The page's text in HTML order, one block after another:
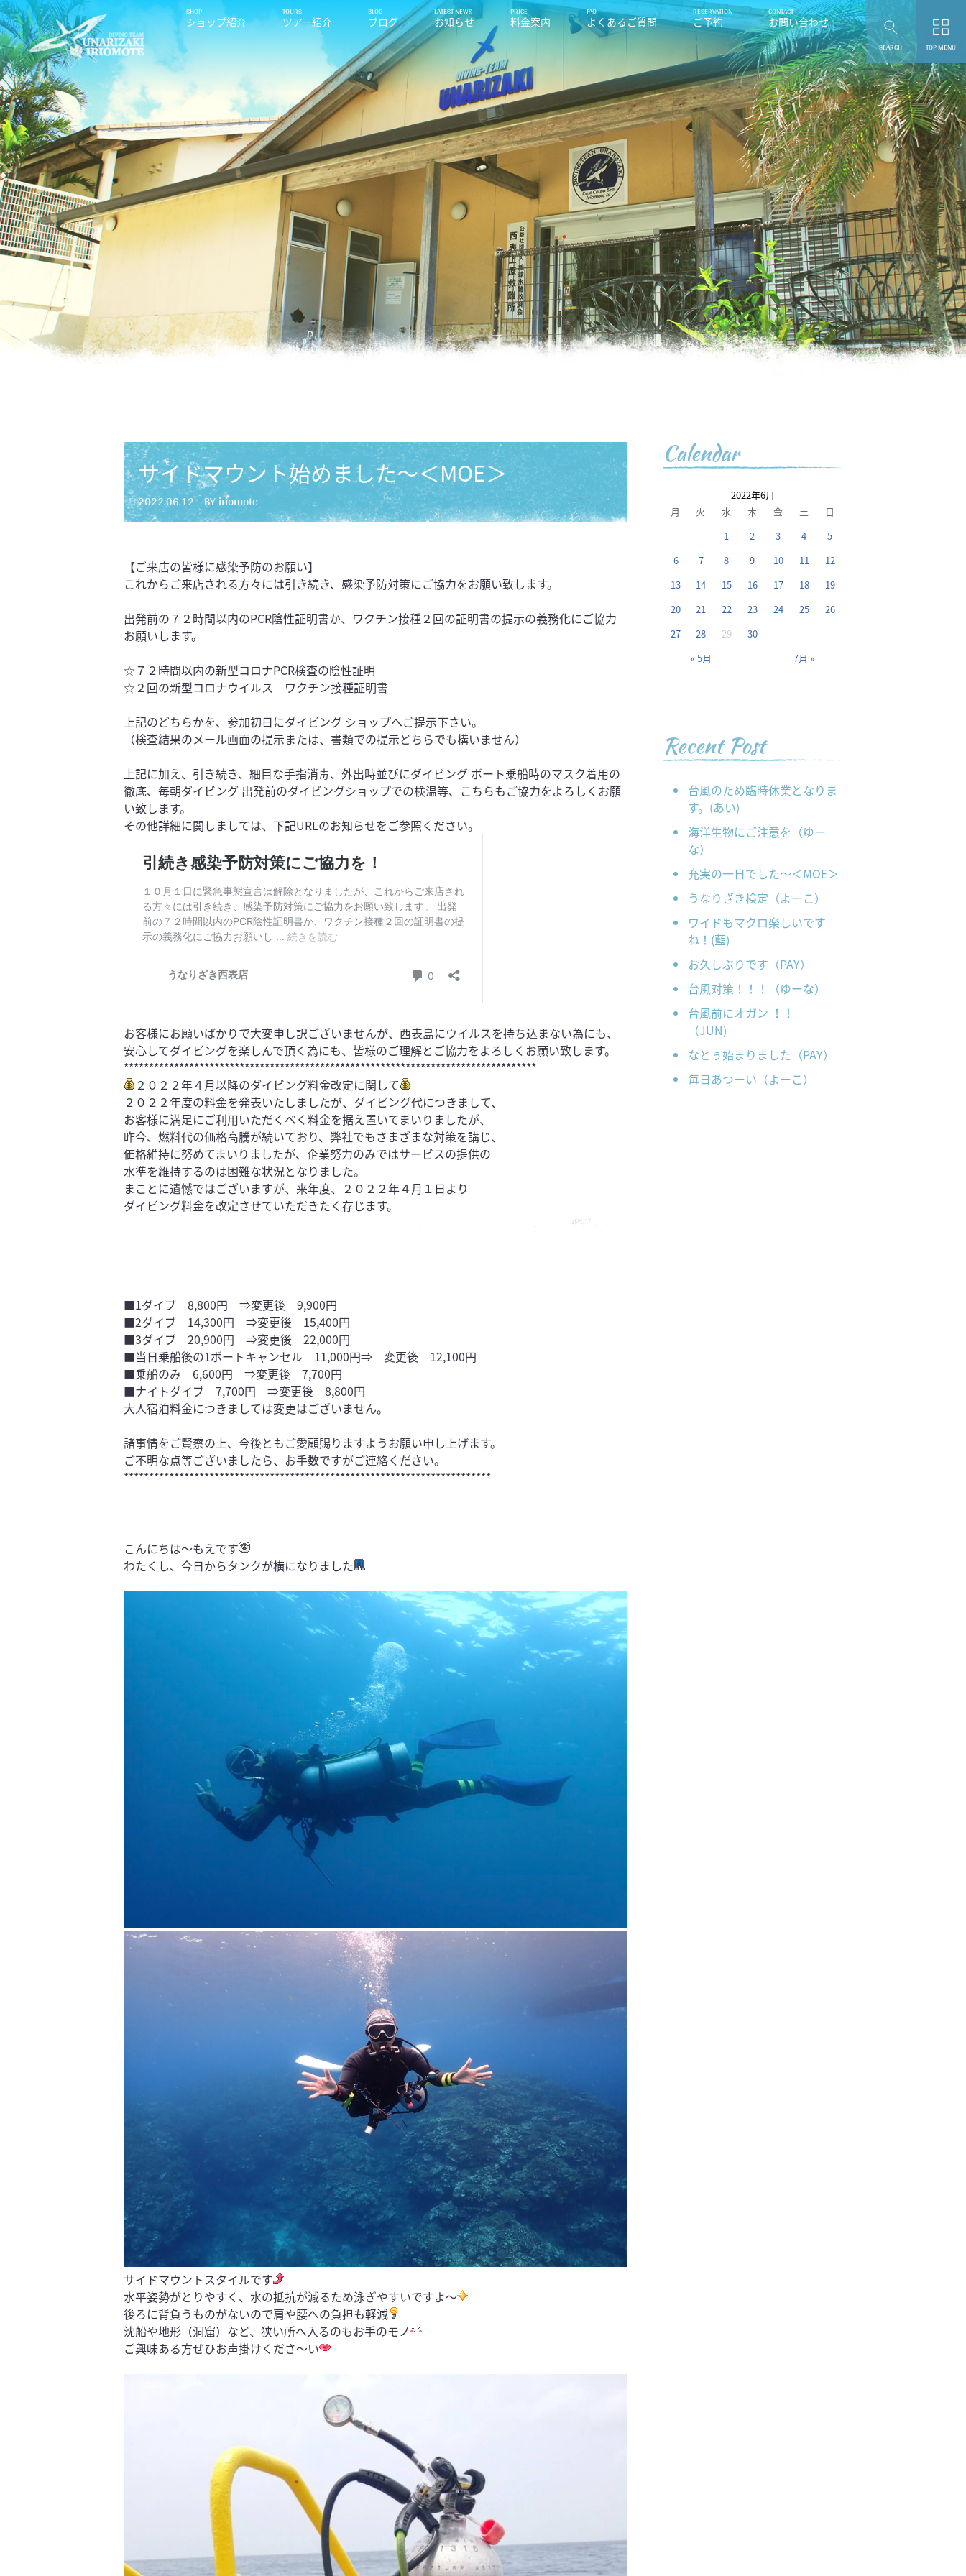
ショップ紹介 ツアー紹介 ブログ お知らせ 料金案内 よくあるご質問 ご予約 お問い合わせ
SEARCH TOP MENU
Calendar
2022年6月
月
火 水 木 金 土 日
« 5月 7月 »
1 2 3 4
5
6
7 8 9 10 11
12
13
14 15 16 17 18
19
20
21 22 23 24 25
26
27
28 29 30
Recent Post
台風のため臨時休業となりま
す。(あい)
海洋生物にご注意を（ゆー
な）
充実の一日でした～＜MOE＞
うなりざき検定（よーこ）
ワイドもマクロ楽しいです
ね！(藍)
お久しぶりです（PAY）
台風対策！！！（ゆーな）
台風前にオガン ！！
（JUN)
なとぅ始まりました（PAY）
毎日あつーい（よーこ）
サイドマウント始めました～＜MOE＞
2022.06.12 BY iriomote
【ご来店の皆様に感染予防のお願い】
これからご来店される方々には引き続き、感染予防対策にご協力をお願い致します。
出発前の７２時間以内のPCR陰性証明書か、ワクチン接種２回の証明書の提示の義務化にご協力
お願いします。
☆７２時間以内の新型コロナPCR検査の陰性証明
☆２回の新型コロナウイルス ワクチン接種証明書
上記のどちらかを、参加初日にダイビング ショップへご提示下さい。
（検査結果のメール画面の提示または、書類での提示どちらでも構いません）
上記に加え、引き続き、細目な手指消毒、外出時並びにダイビング ボート乗船時のマスク着用の
徹底、毎朝ダイビング 出発前のダイビングショップでの検温等、こちらもご協力をよろしくお願
い致します。
その他詳細に関しましては、下記URLのお知らせをご参照ください。
お客様にお願いばかりで大変申し訳ございませんが、西表島にウイルスを持ち込まない為にも、
安心してダイビングを楽しんで頂く為にも、皆様のご理解とご協力をよろしくお願い致します。
**********************************************************************************
２０２２年４月以降のダイビング料金改定に関して
２０２２年度の料金を発表いたしましたが、ダイビング代につきまして、
お客様に満足にご利用いただくべく料金を据え置いてまいりましたが、
昨今、燃料代の価格高騰が続いており、弊社でもさまざまな対策を講じ、
価格維持に努めてまいりましたが、企業努力のみではサービスの提供の
水準を維持するのは困難な状況となりました。
まことに遺憾ではございますが、来年度、２０２２年４月１日より
ダイビング料金を改定させていただきたく存じます。
■1ダイブ 8,800円 ⇒変更後 9,900円
■2ダイブ 14,300円 ⇒変更後 15,400円
■3ダイブ 20,900円 ⇒変更後 22,000円
■当日乗船後の1ボートキャンセル 11,000円⇒ 変更後 12,100円
■乗船のみ 6,600円 ⇒変更後 7,700円
■ナイトダイブ 7,700円 ⇒変更後 8,800円
大人宿泊料金につきましては変更はございません。
諸事情をご賢察の上、今後ともご愛顧賜りますようお願い申し上げます。
ご不明な点等ございましたら、お手数ですがご連絡ください。
*************************************************************************
こんにちは～もえです
わたくし、今日からタンクが横になりました
サイドマウントスタイルです
水平姿勢がとりやすく、水の抵抗が減るため泳ぎやすいですよ～
後ろに背負うものがないので肩や腰への負担も軽減
沈船や地形（洞窟）など、狭い所へ入るのもお手のモノ
ご興味ある方ぜひお声掛けくださ～い